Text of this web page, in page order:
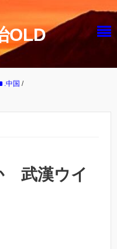
OLD
.中国 /
武漢ウイ